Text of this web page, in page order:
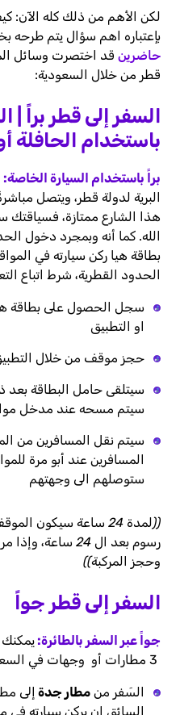
لكن الأهم من ذلك كله الآن:
بإعتباره اهم سؤال يتم
حاضرين قد اختصرت وسائل
قطر من خلال السعودية:
السفر إلى قطر براً |
باستخدام الحافلة
براً باستخدام السيارة الخاصة:
البرية لدولة قطر، ويتصل
هذا الشارع ممتازة، فسياقتك
الله. كما أنه وبمجرد دخول
بطاقة هيا ركن سيارته في
الحدود القطرية، شرط اتباع
سجل الحصول على بطاقة
او التطبيق
حجز موقف من خلال
سيتم مسحه عند مدخل
سيتم نقل المسافرين من
المسافرين عند أبو مرة
ستوصلهم الى وجهتهم
((لمدة 24 ساعة
رسوم بعد ال 24 ساعة، وإذا مرت 48 ساعة سيتم فرض غرامة
وحجز المركبة))
السفر إلى قطر جواً
جواً عبر السفر بالطائرة:
السَفر منمطار جدة إلى
السائق ان يركن سيارته في